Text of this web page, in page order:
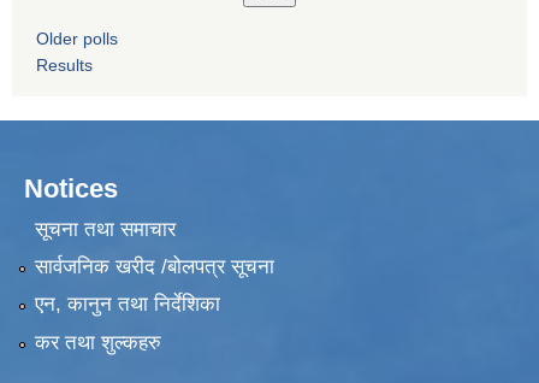
Older polls
Results
Notices
सूचना तथा समाचार
सार्वजनिक खरीद /बोलपत्र सूचना
एन, कानुन तथा निर्देशिका
कर तथा शुल्कहरु